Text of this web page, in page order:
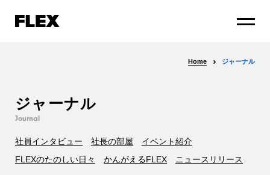
Home ジャーナル
ジャーナル
Journal
社員インタビュー 社長の部屋
イベント紹介
FLEXのたのしい日々
かんがえるFLEX ニュースリリース